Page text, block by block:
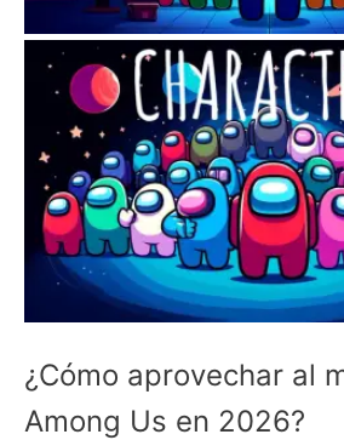
¿Cómo aprovechar al
Among Us en 2026?